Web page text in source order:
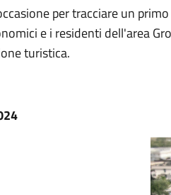
per tracciare un
e i residenti dell'area
turistica.